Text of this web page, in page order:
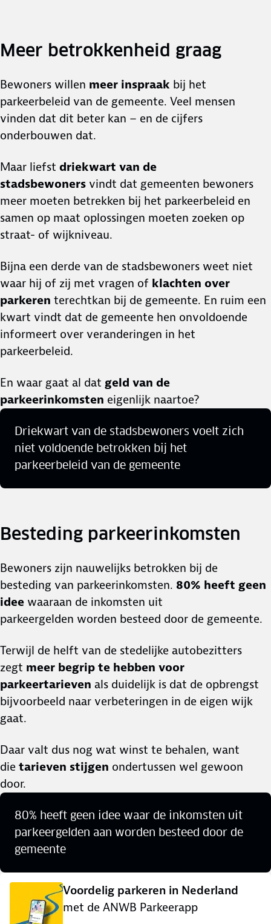
Meer betrokkenheid graag
Bewoners willen meer inspraak bij het
parkeerbeleid van de gemeente. Veel mensen
vinden dat dit beter kan – en de cijfers
onderbouwen dat.
Maar liefst driekwart van de
stadsbewoners vindt dat gemeenten bewoners
meer moeten betrekken bij het parkeerbeleid en
samen op maat oplossingen moeten zoeken op
straat- of wijkniveau.
Bijna een derde van de stadsbewoners weet niet
waar hij of zij met vragen of klachten over
parkeren terechtkan bij de gemeente. En ruim een
kwart vindt dat de gemeente hen onvoldoende
informeert over veranderingen in het
parkeerbeleid.
En waar gaat al dat geld van de
parkeerinkomsten eigenlijk naartoe?
Driekwart van de stadsbewoners voelt zich
niet voldoende betrokken bij het
parkeerbeleid van de gemeente
Besteding parkeerinkomsten
Bewoners zijn nauwelijks betrokken bij de
besteding van parkeerinkomsten. 80% heeft geen
idee waaraan de inkomsten uit
parkeergelden worden besteed door de gemeente.
Terwijl de helft van de stedelijke autobezitters
zegt meer begrip te hebben voor
parkeertarieven als duidelijk is dat de opbrengst
bijvoorbeeld naar verbeteringen in de eigen wijk
gaat.
Daar valt dus nog wat winst te behalen, want
die tarieven stijgen ondertussen wel gewoon
door.
80% heeft geen idee waar de inkomsten uit
parkeergelden aan worden besteed door de
gemeente
Voordelig parkeren in Nederland
met de ANWB Parkeerapp